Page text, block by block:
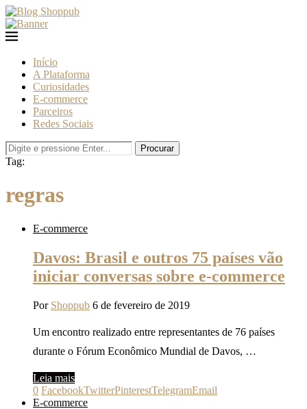
Início
A Plataforma
Curiosidades
E-commerce
Parceiros
Redes Sociais
Procurar
Tag:
regras
E-commerce
Davos: Brasil e outros 75 países vão
iniciar conversas sobre e-commerce
Por Shoppub 6 de fevereiro de 2019
Um encontro realizado entre representantes de 76 países
durante o Fórum Econômico Mundial de Davos, …
Leia mais
0 FacebookTwitterPinterestTelegramEmail
E-commerce